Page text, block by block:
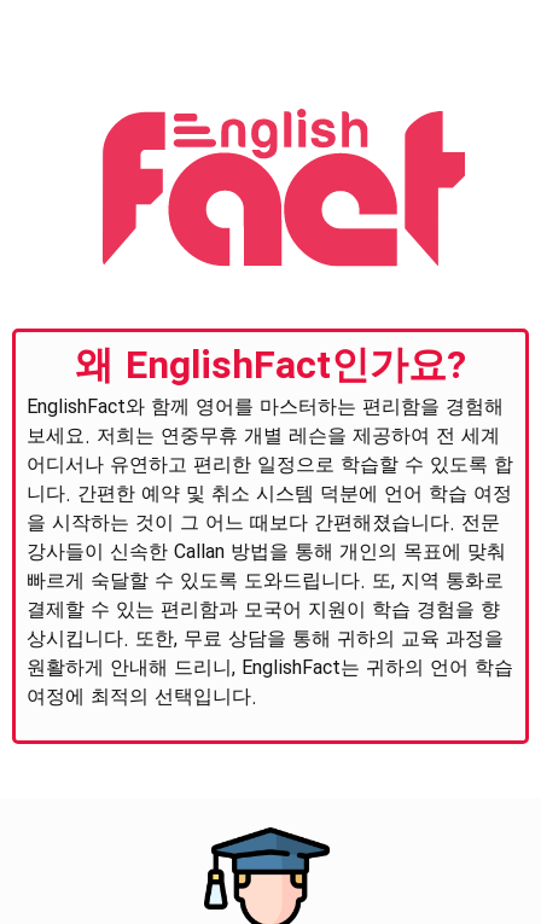
왜 EnglishFact인가요?
EnglishFact와 함께 영어를 마스터하는 편리함을 경험해
보세요. 저희는 연중무휴 개별 레슨을 제공하여 전 세계
어디서나 유연하고 편리한 일정으로 학습할 수 있도록 합
니다. 간편한 예약 및 취소 시스템 덕분에 언어 학습 여정
을 시작하는 것이 그 어느 때보다 간편해졌습니다. 전문
강사들이 신속한 Callan 방법을 통해 개인의 목표에 맞춰
빠르게 숙달할 수 있도록 도와드립니다. 또, 지역 통화로
결제할 수 있는 편리함과 모국어 지원이 학습 경험을 향
상시킵니다. 또한, 무료 상담을 통해 귀하의 교육 과정을
원활하게 안내해 드리니, EnglishFact는 귀하의 언어 학습
여정에 최적의 선택입니다.